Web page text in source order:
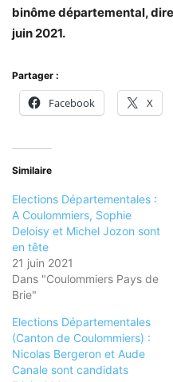
binôme départemental,
juin 2021.
Partager :
Facebook X
Similaire
Elections Départementales :
A Coulommiers, Sophie
Deloisy et Michel Jozon sont
en tête
21 juin 2021
Dans "Coulommiers Pays de
Brie"
Elections Départementales
(Canton de Coulommiers) :
Nicolas Bergeron et Aude
Canale sont candidats